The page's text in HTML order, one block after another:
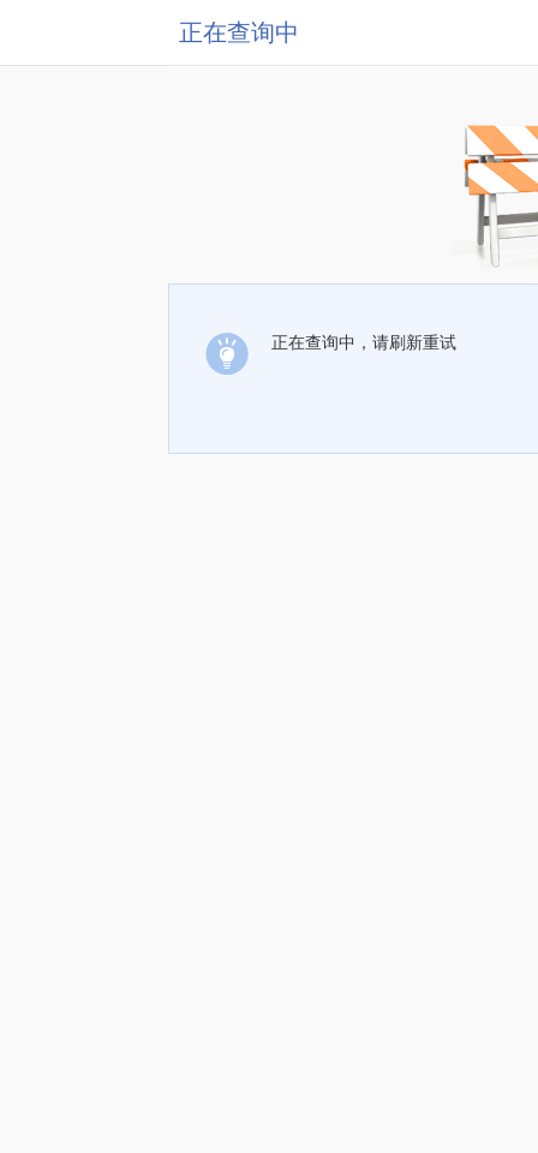
正在查询中
正在查询中，请刷新重试